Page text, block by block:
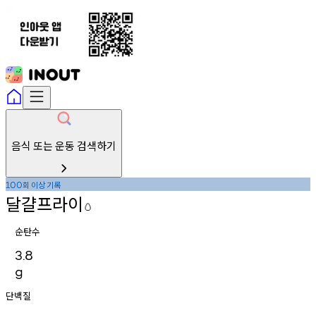
음식 또는 운동 검색하기
100회 이상기록
달걀프라이 🥚
순탄수
3.8
g
단백질